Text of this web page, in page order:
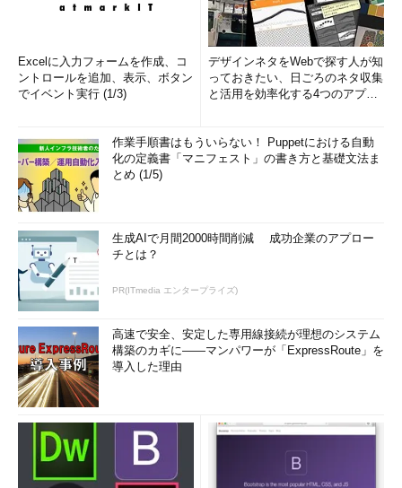
Excelに入力フォームを作成、コ
ントロールを追加、表示、ボタン
でイベント実行 (1/3)
デザインネタをWebで探す人が知
っておきたい、日ごろのネタ収集
と活用を効率化する4つのアプリ
作業手順書はもういらない！ Puppetにおける自動
化の定義書「マニフェスト」の書き方と基礎文法ま
とめ (1/5)
生成AIで月間2000時間削減 成功企業のアプロー
チとは？
PR(ITmedia エンタープライズ)
高速で安全、安定した専用線接続が理想のシステム
構築のカギに――マンパワーが「ExpressRoute」を
導入した理由